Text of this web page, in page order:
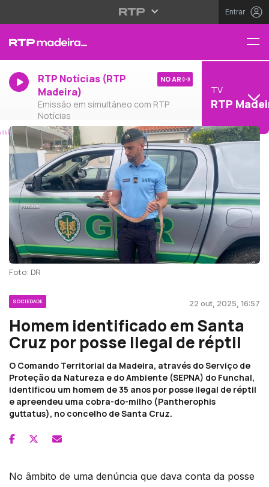
Entrar
RTP Notícias (RTP
Madeira)
Emissão em simultâneo com RTP
Notícias
NO AR
TV
RTP
Foto: DR
SOCIEDADE 22 out, 2025, 16:57
Homem identificado em Santa
Cruz por posse ilegal de réptil
O Comando Territorial da Madeira, através do Serviço de
Proteção da Natureza e do Ambiente (SEPNA) do Funchal,
identificou um homem de 35 anos por posse ilegal de réptil
e apreendeu uma cobra-do-milho (Pantherophis
guttatus), no concelho de Santa Cruz.
No âmbito de uma denúncia que dava conta da posse